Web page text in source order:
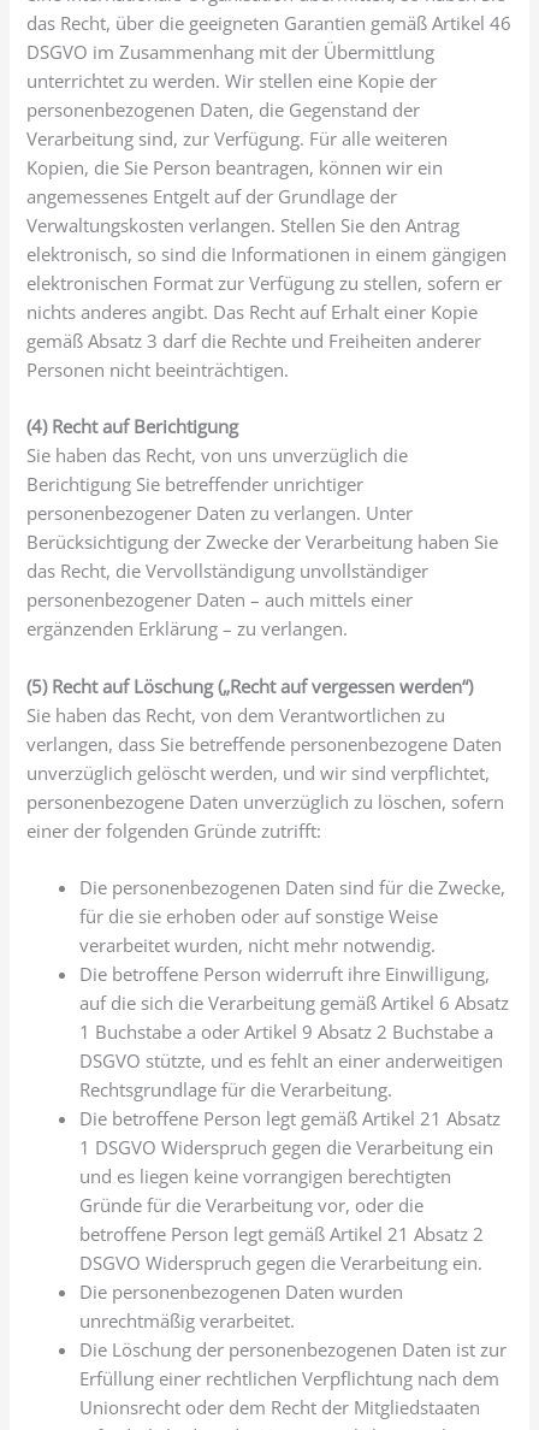
das Recht, über die geeigneten Garantien gemäß Artikel 46
DSGVO im Zusammenhang mit der Übermittlung
unterrichtet zu werden. Wir stellen eine Kopie der
personenbezogenen Daten, die Gegenstand der
Verarbeitung sind, zur Verfügung. Für alle weiteren
Kopien, die Sie Person beantragen, können wir ein
angemessenes Entgelt auf der Grundlage der
Verwaltungskosten verlangen. Stellen Sie den Antrag
elektronisch, so sind die Informationen in einem gängigen
elektronischen Format zur Verfügung zu stellen, sofern er
nichts anderes angibt. Das Recht auf Erhalt einer Kopie
gemäß Absatz 3 darf die Rechte und Freiheiten anderer
Personen nicht beeinträchtigen.
(4) Recht auf Berichtigung
Sie haben das Recht, von uns unverzüglich die
Berichtigung Sie betreffender unrichtiger
personenbezogener Daten zu verlangen. Unter
Berücksichtigung der Zwecke der Verarbeitung haben Sie
das Recht, die Vervollständigung unvollständiger
personenbezogener Daten – auch mittels einer
ergänzenden Erklärung – zu verlangen.
(5) Recht auf Löschung („Recht auf vergessen werden“)
Sie haben das Recht, von dem Verantwortlichen zu
verlangen, dass Sie betreffende personenbezogene Daten
unverzüglich gelöscht werden, und wir sind verpflichtet,
personenbezogene Daten unverzüglich zu löschen, sofern
einer der folgenden Gründe zutrifft:
Die personenbezogenen Daten sind für die Zwecke,
für die sie erhoben oder auf sonstige Weise
verarbeitet wurden, nicht mehr notwendig.
Die betroffene Person widerruft ihre Einwilligung,
auf die sich die Verarbeitung gemäß Artikel 6 Absatz
1 Buchstabe a oder Artikel 9 Absatz 2 Buchstabe a
DSGVO stützte, und es fehlt an einer anderweitigen
Rechtsgrundlage für die Verarbeitung.
Die betroffene Person legt gemäß Artikel 21 Absatz
1 DSGVO Widerspruch gegen die Verarbeitung ein
und es liegen keine vorrangigen berechtigten
Gründe für die Verarbeitung vor, oder die
betroffene Person legt gemäß Artikel 21 Absatz 2
DSGVO Widerspruch gegen die Verarbeitung ein.
Die personenbezogenen Daten wurden
unrechtmäßig verarbeitet.
Die Löschung der personenbezogenen Daten ist zur
Erfüllung einer rechtlichen Verpflichtung nach dem
Unionsrecht oder dem Recht der Mitgliedstaaten